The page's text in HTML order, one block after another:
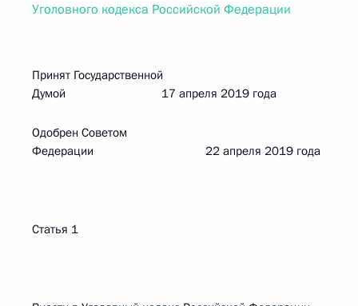
Уголовного кодекса Российской Федерации
Принят Государственной
Думой 17 апреля 2019 года
Одобрен Советом
Федерации 22 апреля 2019 года
Статья 1